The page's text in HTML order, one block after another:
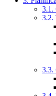
3.1.
3.2.
3.3.